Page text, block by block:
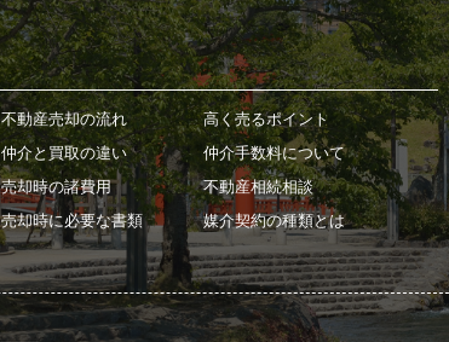
不動産売却の流れ
仲介と買取の違い
売却時の諸費用
売却時に必要な書類
高く売るポイント
仲介手数料について
不動産相続相談
媒介契約の種類とは